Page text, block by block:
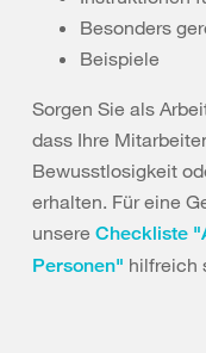
Besonders
Beispiele
Sorgen Sie als
dass Ihre
Bewusstlosigkeit
erhalten. Für eine
unsere Checkliste
Personen" hilfreich